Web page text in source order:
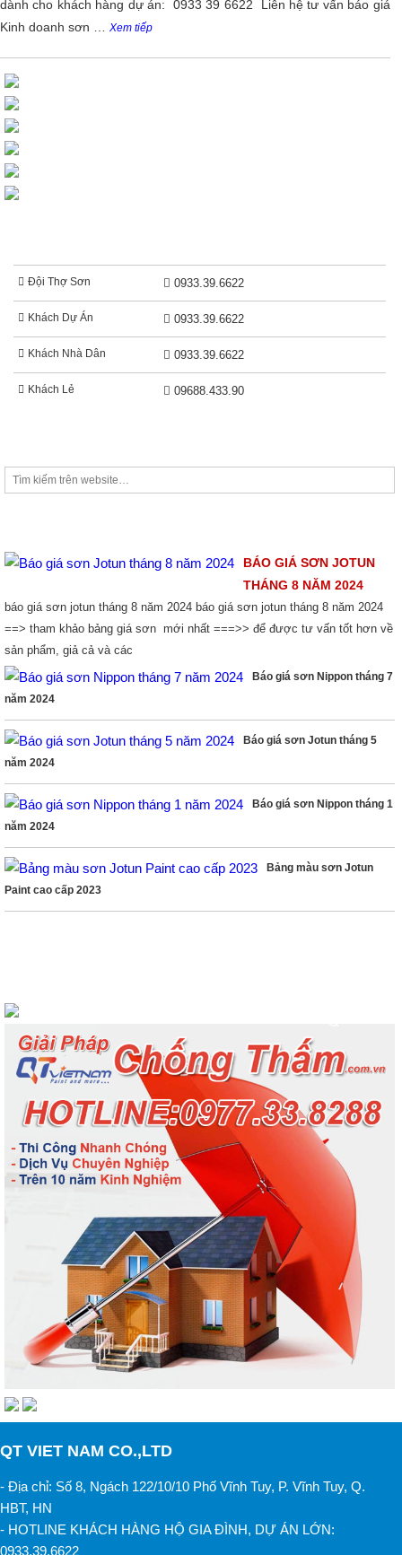
dành cho khách hàng dự án: 0933 39 6622 Liên hệ tư vấn báo giá
Kinh doanh sơn … Xem tiếp
Đội Thợ Sơn 0933.39.6622
Khách Dự Án 0933.39.6622
Khách Nhà Dân 0933.39.6622
Khách Lẻ 09688.433.90
BÁO GIÁ SƠN JOTUN
THÁNG 8 NĂM 2024
báo giá sơn jotun tháng 8 năm 2024 báo giá sơn jotun tháng 8 năm 2024
==> tham khảo bảng giá sơn mới nhất ===>> để được tư vấn tốt hơn về
sản phẩm, giả cả và các
Báo giá sơn Nippon tháng 7
năm 2024
Báo giá sơn Jotun tháng 5
năm 2024
Báo giá sơn Nippon tháng 1
năm 2024
Bảng màu sơn Jotun
Paint cao cấp 2023
QT VIET NAM CO.,LTD
- Địa chỉ: Số 8, Ngách 122/10/10 Phố Vĩnh Tuy, P. Vĩnh Tuy, Q.
HBT, HN
- HOTLINE KHÁCH HÀNG HỘ GIA ĐÌNH, DỰ ÁN LỚN:
0933.39.6622